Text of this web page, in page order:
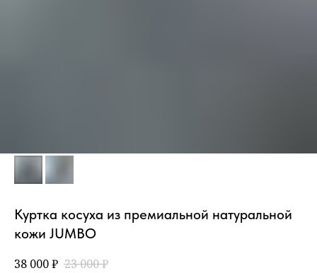
Куртка косуха из премиальной натуральной
кожи JUMBO
38 000₽ 23 000₽